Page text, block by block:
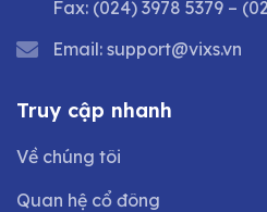
Fax: (024) 3978 5379 –
Email: support@vixs.vn
Truy cập nhanh
Về chúng tôi
Quan hệ cổ đông